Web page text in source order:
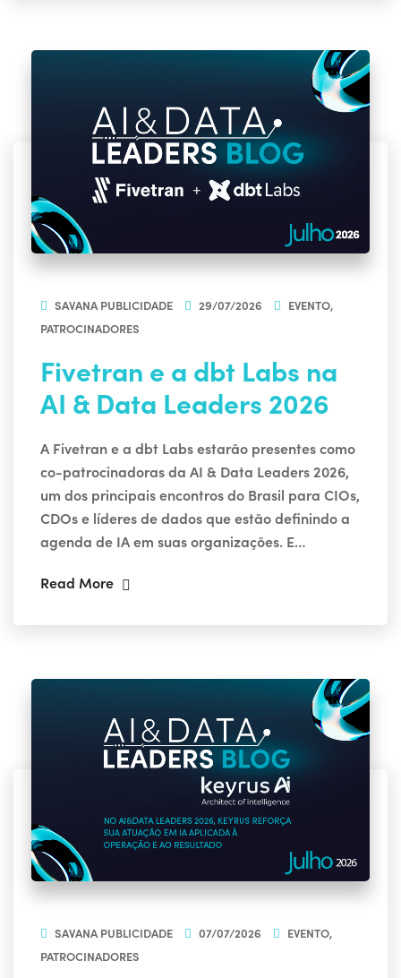
SAVANA PUBLICIDADE 29/07/2026 EVENTO,
PATROCINADORES
Fivetran e a dbt Labs na
AI & Data Leaders 2026
A Fivetran e a dbt Labs estarão presentes como
co-patrocinadoras da AI & Data Leaders 2026,
um dos principais encontros do Brasil para CIOs,
CDOs e líderes de dados que estão definindo a
agenda de IA em suas organizações. E…
Read More
SAVANA PUBLICIDADE 07/07/2026 EVENTO,
PATROCINADORES